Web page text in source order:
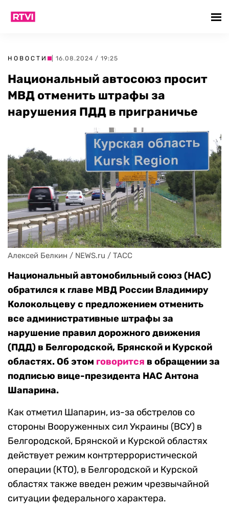
НОВОСТИ | 16.08.2024 / 19:25
Национальный автосоюз просит
МВД отменить штрафы за
нарушения ПДД в приграничье
Алексей Белкин / NEWS.ru / TACC
Национальный автомобильный союз (НАС)
обратился к главе МВД России Владимиру
Колокольцеву с предложением отменить
все административные штрафы за
нарушение правил дорожного движения
(ПДД) в Белгородской, Брянской и Курской
областях. Об этом говорится в обращении за
подписью вице-президента НАС Антона
Шапарина.
Как отметил Шапарин, из-за обстрелов со
стороны Вооруженных сил Украины (ВСУ) в
Белгородской, Брянской и Курской областях
действует режим контртеррористической
операции (КТО), в Белгородской и Курской
областях также введен режим чрезвычайной
ситуации федерального характера.